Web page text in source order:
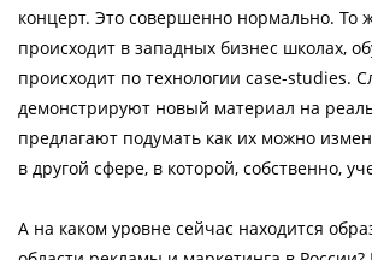
концерт. Это совершенно нормально. То
происходит в западных бизнес школах,
происходит по технологии case-studies.
демонстрируют новый материал на
предлагают подумать как их можно
в другой сфере, в которой, собственно,
А на каком уровне сейчас находится